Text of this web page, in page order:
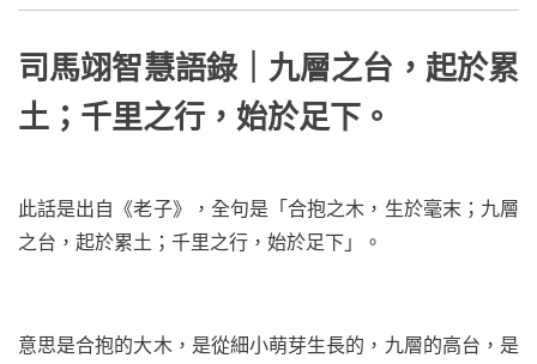
司馬翊智慧語錄｜九層之台，起於累
土；千里之行，始於足下。
此話是出自《老子》，全句是「合抱之木，生於毫末；九層
之台，起於累土；千里之行，始於足下」。
意思是合抱的大木，是從細小萌芽生長的，九層的高台，是